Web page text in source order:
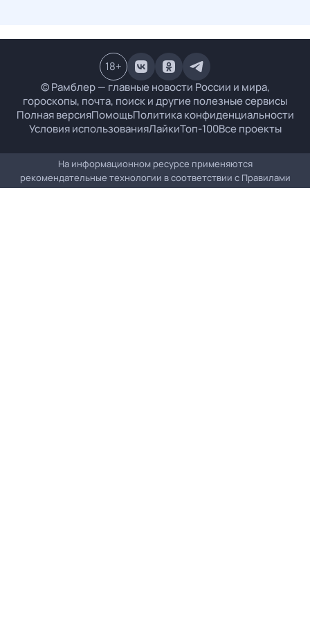
© Рамблер — главные новости России и мира,
гороскопы, почта, поиск и другие полезные сервисы
Полная версияПомощьПолитика конфиденциальности
Условия использованияЛайкиТоп-100Все проекты
18+
На информационном ресурсе применяются
рекомендательные технологии в соответствии с Правилами